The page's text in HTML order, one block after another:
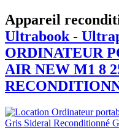
Appareil
Ultrabook -
ORDINATEUR
AIR NEW M1 8